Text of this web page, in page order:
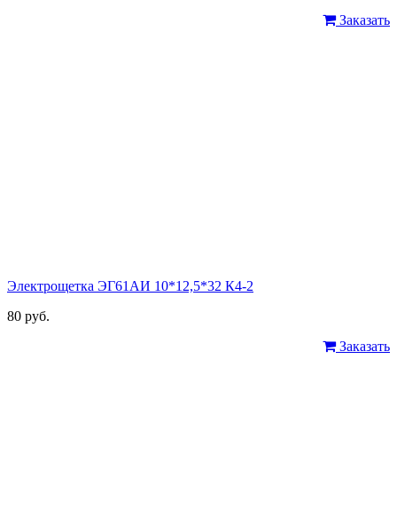
Заказать
Электрощетка ЭГ61АИ 10*12,5*32 К4-2
80 руб.
Заказать